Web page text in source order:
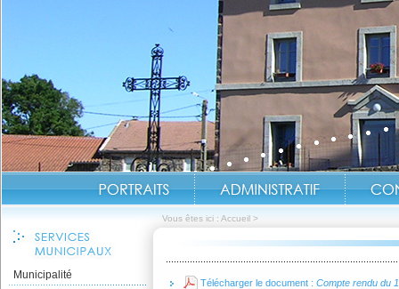
Vous êtes ici : Accueil >
Municipalité
Télécharger le document : Compte rendu du